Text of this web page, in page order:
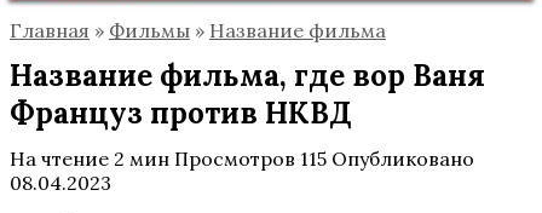
Главная » Фильмы » Название фильма
Название фильма, где вор Ваня
Француз против НКВД
На чтение 2 мин Просмотров 115 Опубликовано
08.04.2023